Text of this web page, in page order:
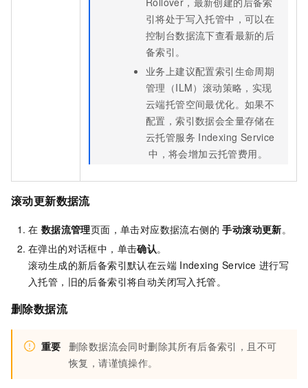
引将处于写入托管中，可以在
控制台数据流下查看最新的后
备索引。
业务上建议配置索引生命周期
管理（ILM）滚动策略，实现
云端托管空间最优化。如果不
配置，索引数据会全量存储在
云托管服务 Indexing Service
中，将会增加云托管费用。
滚动更新数据流
在 数据流管理页面，单击对应数据流右侧的 手动滚动更新。
在弹出的对话框中，单击确认。
滚动生成的新后备索引默认在云端 Indexing Service 进行写
入托管，旧的后备索引将自动关闭写入托管。
删除数据流
重要 删除数据流会同时删除其所有后备索引，且不可
恢复，请谨慎操作。